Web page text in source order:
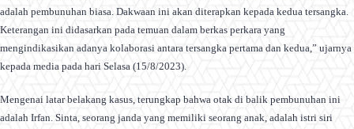
adalah pembunuhan biasa. Dakwaan ini akan diterapkan kepada kedua tersangka.
Keterangan ini didasarkan pada temuan dalam berkas perkara yang
mengindikasikan adanya kolaborasi antara tersangka pertama dan kedua,” ujarnya
kepada media pada hari Selasa (15/8/2023).
Mengenai latar belakang kasus, terungkap bahwa otak di balik pembunuhan ini
adalah Irfan. Sinta, seorang janda yang memiliki seorang anak, adalah istri siri